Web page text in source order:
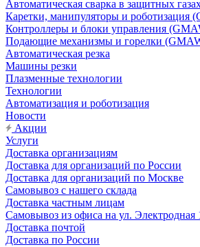
Автоматическая сварка в защитных
Каретки, манипуляторы и роботизация
Контроллеры и блоки управления
Подающие механизмы и горелки
Автоматическая резка
Машины резки
Плазменные технологии
Технологии
Автоматизация и роботизация
Новости
Акции
Услуги
Доставка организациям
Доставка для организаций по России
Доставка для организаций по Москве
Самовывоз с нашего склада
Доставка частным лицам
Самовывоз из офиса на ул. Электродная
Доставка почтой
Доставка по России